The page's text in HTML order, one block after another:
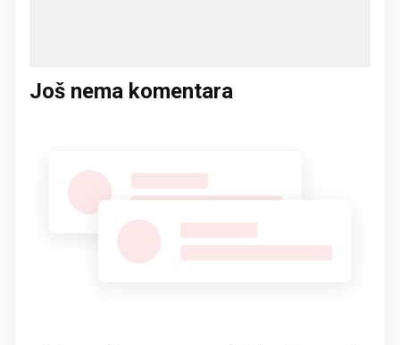
Još nema komentara